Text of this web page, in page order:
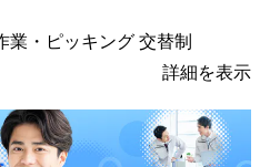
業・ピッキング 交替制
詳細を表示